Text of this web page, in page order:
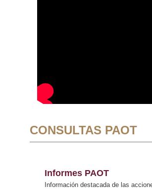
CONSULTAS PAOT
Informes PAOT
Información destacada de las